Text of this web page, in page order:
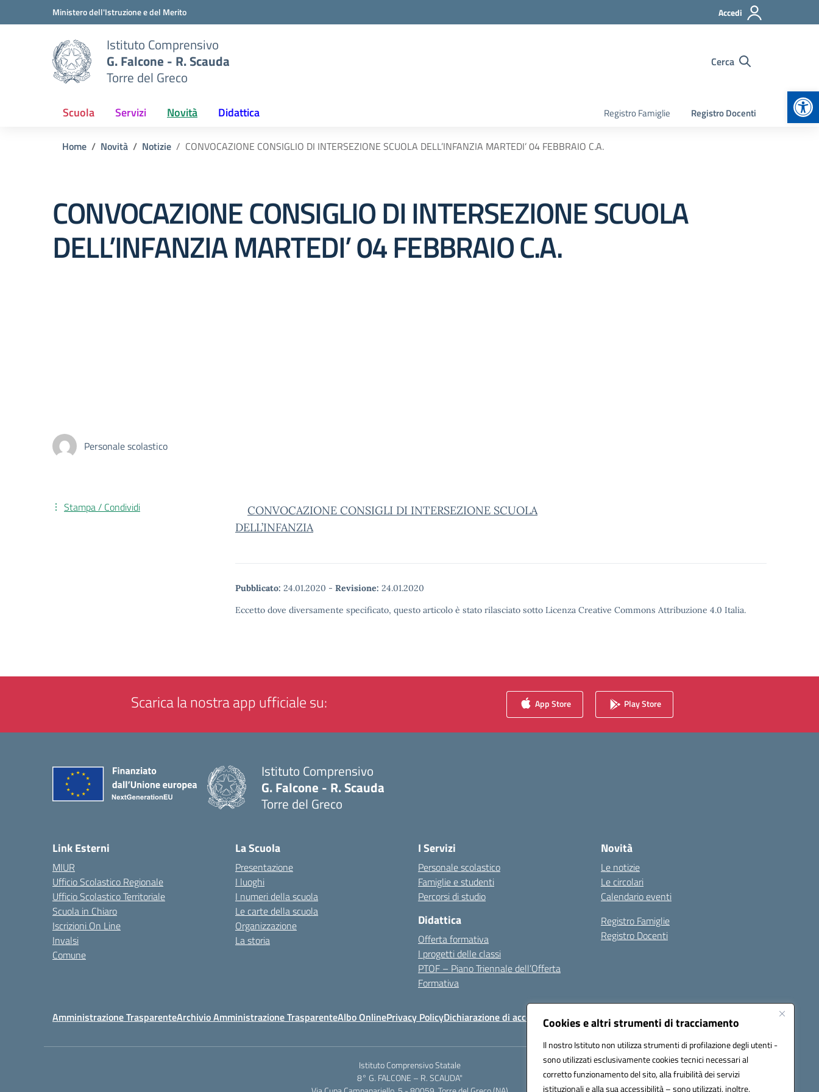
Cookies e altri strumenti di tracciamento
Il nostro Istituto non utilizza strumenti di profilazione degli utenti -
sono utilizzati esclusivamente cookies tecnici necessari al
corretto funzionamento del sito, alla fruibilità dei servizi
istituzionali e alla sua accessibilità – sono utilizzati, inoltre,
Vai ai contenuti
Vai al menu di navigazioneMinistero dell'Istruzione e del Merito Accedi
Istituto Comprensivo
G. Falcone - R. Scauda
Torre del Greco
Cerca
Scuola Servizi Novità Didattica Registro Famiglie Registro Docenti
Home Novità Notizie CONVOCAZIONE CONSIGLIO DI INTERSEZIONE SCUOLA DELL’INFANZIA MARTEDI’ 04 FEBBRAIO C.A.
CONVOCAZIONE CONSIGLIO DI INTERSEZIONE SCUOLA
DELL’INFANZIA MARTEDI’ 04 FEBBRAIO C.A.
Personale scolastico
CONVOCAZIONE CONSIGLI DI INTERSEZIONE SCUOLA
DELL’INFANZIA
Pubblicato: 24.01.2020 - Revisione: 24.01.2020
Eccetto dove diversamente specificato, questo articolo è stato rilasciato sotto Licenza Creative Commons Attribuzione 4.0 Italia.
Stampa / Condividi
Scarica la nostra app ufficiale su: App Store Play Store
Istituto Comprensivo
G. Falcone - R. Scauda
Torre del Greco
Link Esterni
MIUR
Ufficio Scolastico Regionale
Ufficio Scolastico Territoriale
Scuola in Chiaro
Iscrizioni On Line
Invalsi
Comune
La Scuola
Presentazione
I luoghi
I numeri della scuola
Le carte della scuola
Organizzazione
La storia
I Servizi
Personale scolastico
Famiglie e studenti
Percorsi di studio
Didattica
Offerta formativa
I progetti delle classi
PTOF – Piano Triennale dell’Offerta
Formativa
Novità
Le notizie
Le circolari
Calendario eventi
Registro Famiglie
Registro Docenti
Amministrazione TrasparenteArchivio Amministrazione TrasparenteAlbo OnlinePrivacy PolicyDichiarazione di accessibilità Note legali
Istituto Comprensivo Statale
8° G. FALCONE – R. SCAUDA"